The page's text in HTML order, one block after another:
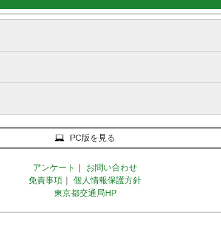
PC版を見る
アンケート ｜
お問い合わせ
免責事項 ｜
個人情報保護方針
東京都交通局HP